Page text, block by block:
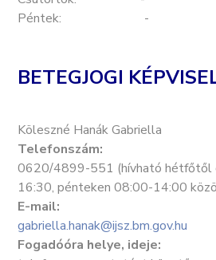
Péntek: -
BETEGJOGI
Köleszné Hanák Gabriella
Telefonszám:
0620/4899-551 (hívható hétfőtől
16:30, pénteken 08:00-14:00
E-mail:
gabriella.hanak@ijsz.bm.gov.hu
Fogadóóra helye, ideje: